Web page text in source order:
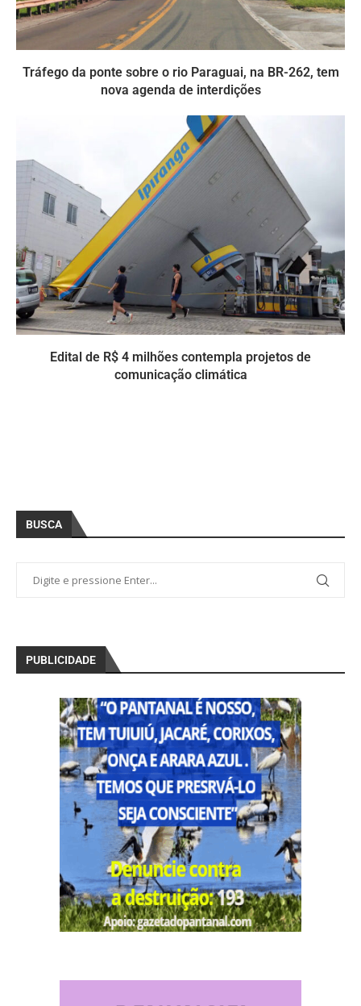
Tráfego da ponte sobre o rio Paraguai, na BR-262, tem
nova agenda de interdições
Edital de R$ 4 milhões contempla projetos de
comunicação climática
BUSCA
PUBLICIDADE